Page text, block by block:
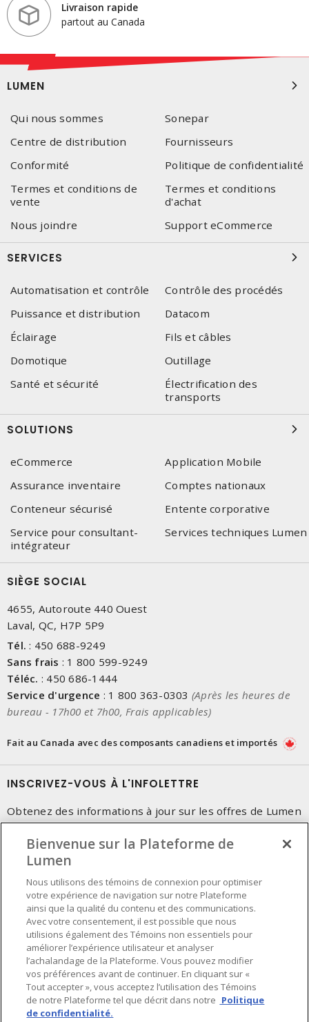
Livraison rapide
partout au Canada
LUMEN
Qui nous sommes
Sonepar
Centre de distribution
Fournisseurs
Conformité
Politique de confidentialité
Termes et conditions de
vente
Termes et conditions
d'achat
Nous joindre
Support eCommerce
SERVICES
Automatisation et contrôle
Contrôle des procédés
Puissance et distribution
Datacom
Éclairage
Fils et câbles
Domotique
Outillage
Santé et sécurité
Électrification des
transports
SOLUTIONS
eCommerce
Application Mobile
Assurance inventaire
Comptes nationaux
Conteneur sécurisé
Entente corporative
Service pour consultant-
intégrateur
Services techniques Lumen
SIÈGE SOCIAL
4655, Autoroute 440 Ouest
Laval, QC, H7P 5P9
Tél. : 450 688-9249
Sans frais : 1 800 599-9249
Téléc. : 450 686-1444
Service d'urgence : 1 800 363-0303 (Après les heures de
bureau - 17h00 et 7h00, Frais applicables)
Fait au Canada avec des composants canadiens et importés
INSCRIVEZ-VOUS À L'INFOLETTRE
Obtenez des informations à jour sur les offres de Lumen
Préférences en matière de cookies
Bienvenue sur la Plateforme de
Lumen
Nous utilisons des témoins de connexion pour optimiser
votre expérience de navigation sur notre Plateforme
ainsi que la qualité du contenu et des communications.
Avec votre consentement, il est possible que nous
utilisions également des Témoins non essentiels pour
améliorer l’expérience utilisateur et analyser
l’achalandage de la Plateforme. Vous pouvez modifier
vos préférences avant de continuer. En cliquant sur «
Tout accepter », vous acceptez l’utilisation des Témoins
de notre Plateforme tel que décrit dans notre Politique
de confidentialité.